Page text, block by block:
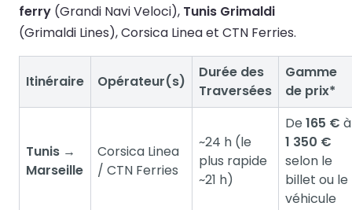
ferry (Grandi Navi Veloci), Tunis Grimaldi
(Grimaldi Lines), Corsica Linea et CTN Ferries.
Itinéraire Opérateur(s)
Durée des
Traversées
Gamme
de prix*
Tunis →
Marseille
Corsica Linea
/ CTN Ferries
~24 h (le
plus rapide
~21 h)
De 165 € à
1 350 €
selon le
billet ou le
véhicule